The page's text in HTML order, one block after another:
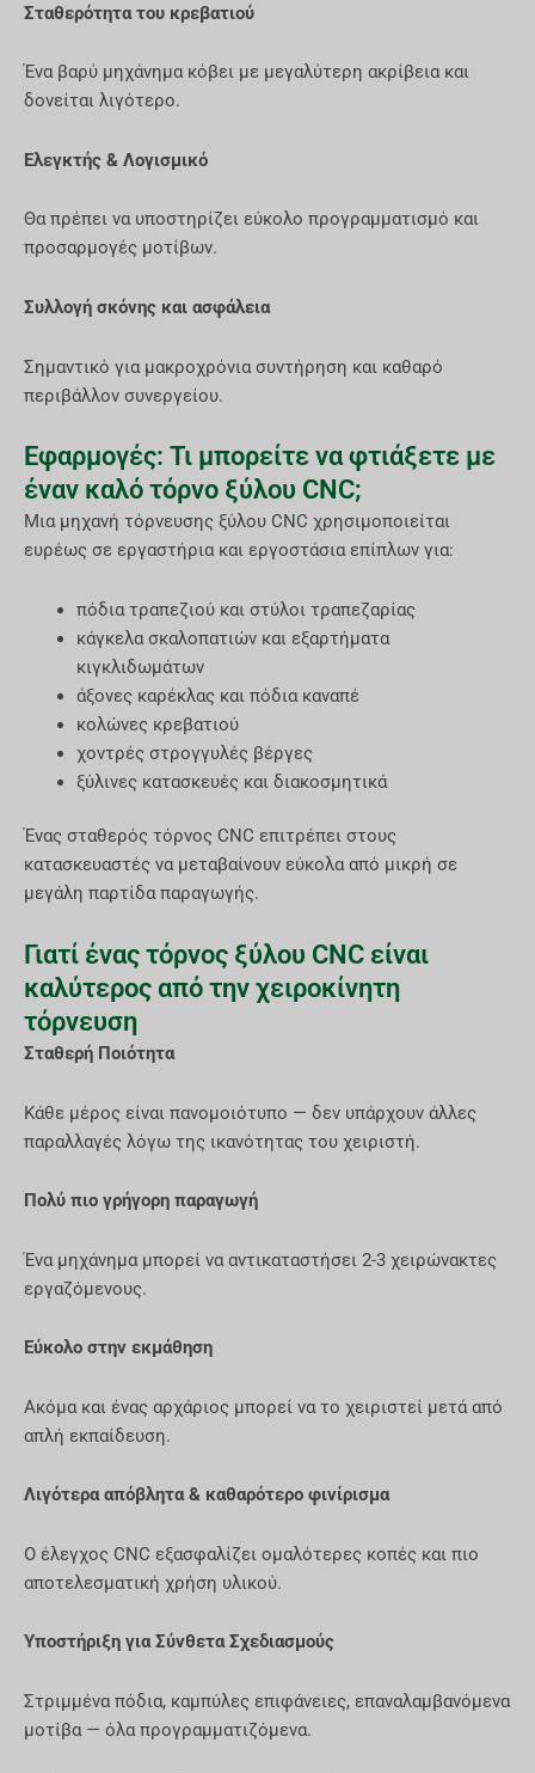
Σταθερότητα του κρεβατιού
Ένα βαρύ μηχάνημα κόβει με μεγαλύτερη ακρίβεια και
δονείται λιγότερο.
Ελεγκτής & Λογισμικό
Θα πρέπει να υποστηρίζει εύκολο προγραμματισμό και
προσαρμογές μοτίβων.
Συλλογή σκόνης και ασφάλεια
Σημαντικό για μακροχρόνια συντήρηση και καθαρό
περιβάλλον συνεργείου.
Εφαρμογές: Τι μπορείτε να φτιάξετε με
έναν καλό τόρνο ξύλου CNC;
Μια μηχανή τόρνευσης ξύλου CNC χρησιμοποιείται
ευρέως σε εργαστήρια και εργοστάσια επίπλων για:
πόδια τραπεζιού και στύλοι τραπεζαρίας
κάγκελα σκαλοπατιών και εξαρτήματα
κιγκλιδωμάτων
άξονες καρέκλας και πόδια καναπέ
κολώνες κρεβατιού
χοντρές στρογγυλές βέργες
ξύλινες κατασκευές και διακοσμητικά
Ένας σταθερός τόρνος CNC επιτρέπει στους
κατασκευαστές να μεταβαίνουν εύκολα από μικρή σε
μεγάλη παρτίδα παραγωγής.
Γιατί ένας τόρνος ξύλου CNC είναι
καλύτερος από την χειροκίνητη
τόρνευση
Σταθερή Ποιότητα
Κάθε μέρος είναι πανομοιότυπο — δεν υπάρχουν άλλες
παραλλαγές λόγω της ικανότητας του χειριστή.
Πολύ πιο γρήγορη παραγωγή
Ένα μηχάνημα μπορεί να αντικαταστήσει 2-3 χειρώνακτες
εργαζόμενους.
Εύκολο στην εκμάθηση
Ακόμα και ένας αρχάριος μπορεί να το χειριστεί μετά από
απλή εκπαίδευση.
Λιγότερα απόβλητα & καθαρότερο φινίρισμα
Ο έλεγχος CNC εξασφαλίζει ομαλότερες κοπές και πιο
αποτελεσματική χρήση υλικού.
Υποστήριξη για Σύνθετα Σχεδιασμούς
Στριμμένα πόδια, καμπύλες επιφάνειες, επαναλαμβανόμενα
μοτίβα — όλα προγραμματιζόμενα.